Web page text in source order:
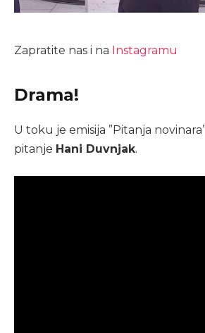
Zapratite nas i na Instagramu
Drama!
U toku je emisija ”Pitanja
pitanje Hani Duvnjak.